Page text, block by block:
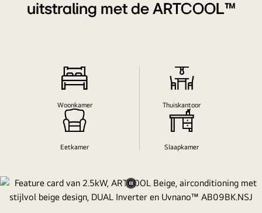
uitstraling met de ARTCOOL™
Woonkamer Thuiskantoor
Eetkamer Slaapkamer
Video